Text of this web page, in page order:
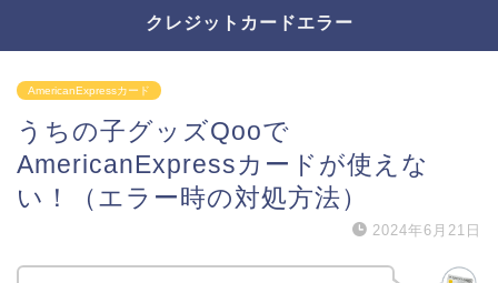
クレジットカードエラー
AmericanExpressカード
うちの子グッズQooで
AmericanExpressカードが使えな
い！（エラー時の対処方法）
2024年6月21日